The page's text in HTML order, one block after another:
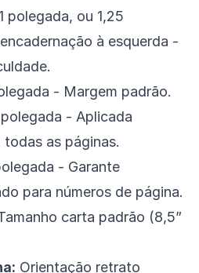
1 polegada, ou 1,25
à esquerda -
- Margem padrão.
polegada - Aplicada
as páginas.
- Garante
para números de página.
carta padrão (8,5”
Orientação retrato